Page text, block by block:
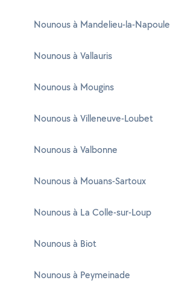
Nounous à Mandelieu-la-Napoule
Nounous à Vallauris
Nounous à Mougins
Nounous à Villeneuve-Loubet
Nounous à Valbonne
Nounous à Mouans-Sartoux
Nounous à La Colle-sur-Loup
Nounous à Biot
Nounous à Peymeinade